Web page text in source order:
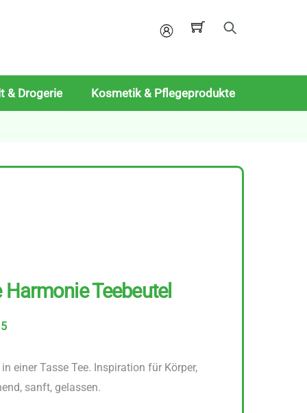
Mein
& Drogerie Kosmetik & Pflegeprodukte
Harmonie Teebeutel
einer Tasse Tee. Inspiration für Körper,
sanft, gelassen.